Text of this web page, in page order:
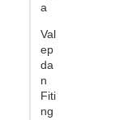
a
Val
ep
da
n
Fiti
ng